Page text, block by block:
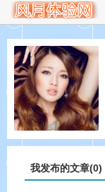
我发布的文章(0)